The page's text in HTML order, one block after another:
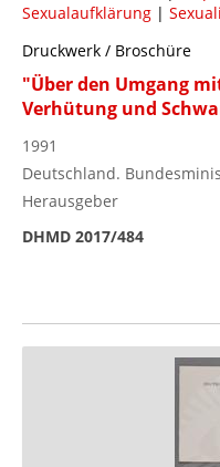
Sexualaufklärung |
Druckwerk / Broschüre
"Über den Umgang
Verhütung und
1991
Deutschland.
Herausgeber
DHMD 2017/484